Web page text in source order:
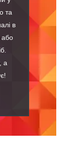
та
в
або
а